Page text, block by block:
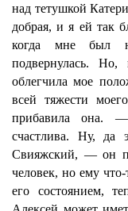
над тетушкой
добрая, и я ей так
когда мне был
подвернулась.
облегчила мое
всей тяжести
прибавила она.
счастлива. Ну, да
Свияжский, — он
человек, но ему
его состоянием,